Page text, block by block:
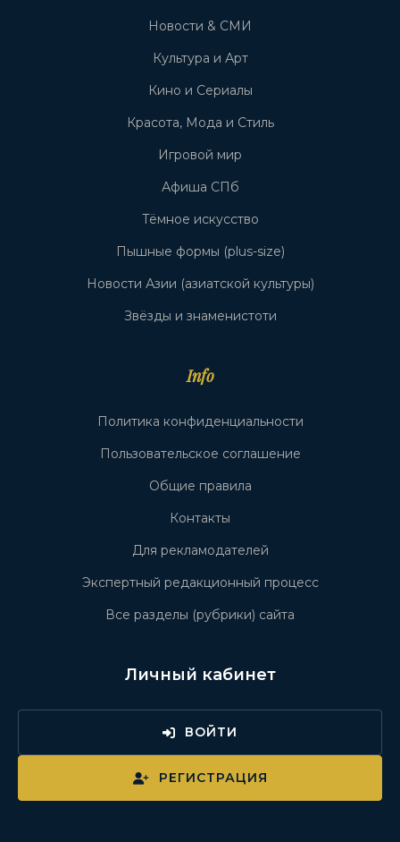
Новости & СМИ
Культура и Арт
Кино и Сериалы
Красота, Мода и Стиль
Игровой мир
Афиша СПб
Тёмное искусство
Пышные формы (plus-size)
Новости Азии (азиатской культуры)
Звёзды и знаменистоти
Info
Политика конфиденциальности
Пользовательское соглашение
Общие правила
Контакты
Для рекламодателей
Экспертный редакционный процесс
Все разделы (рубрики) сайта
Личный кабинет
ВОЙТИ
РЕГИСТРАЦИЯ